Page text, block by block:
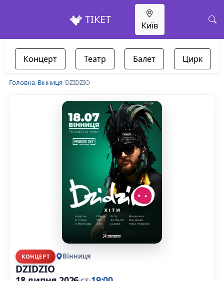
ТІКЕТ Київ
Концерт Театр Балет Цирк
Головна/Вінниця/DZIDZIO
КОНЦЕРТ Вінниця
DZIDZIO